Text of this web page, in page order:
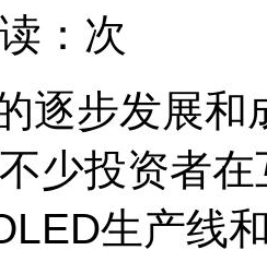
： 次
逐步发展
少投资者
生产线